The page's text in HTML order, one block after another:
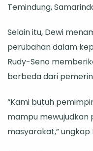
Temindung,
Selain itu, Dewi
perubahan dalam
Rudy-Seno
berbeda dari
“Kami butuh
mampu
masyarakat,” ungkap